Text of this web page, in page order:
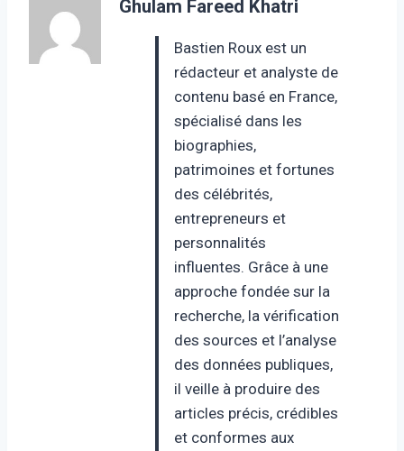
Ghulam Fareed Khatri
Bastien Roux est un
rédacteur et analyste de
contenu basé en France,
spécialisé dans les
biographies,
patrimoines et fortunes
des célébrités,
entrepreneurs et
personnalités
influentes. Grâce à une
approche fondée sur la
recherche, la vérification
des sources et l’analyse
des données publiques,
il veille à produire des
articles précis, crédibles
et conformes aux